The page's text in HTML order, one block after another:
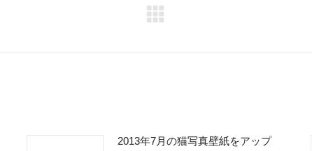
2013年7月の猫写真壁紙をアップ